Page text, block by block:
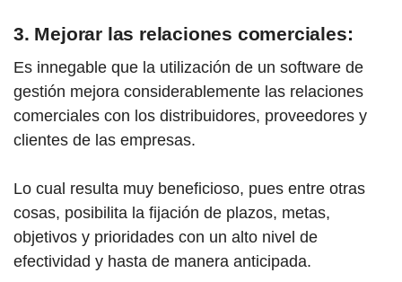
3. Mejorar las relaciones comerciales:
Es innegable que la utilización de un software de
gestión mejora considerablemente las relaciones
comerciales con los distribuidores, proveedores y
clientes de las empresas.
Lo cual resulta muy beneficioso, pues entre otras
cosas, posibilita la fijación de plazos, metas,
objetivos y prioridades con un alto nivel de
efectividad y hasta de manera anticipada.